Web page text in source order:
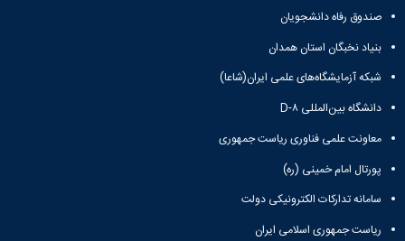
صندوق رفاه دانشجویان
بنیاد نخبگان استان همدان
شبکه آزمایشگاه‌های علمی ایران(شاعا)
دانشگاه بین‌المللی D-۸
معاونت علمی فناوری ریاست جمهوری
پورتال امام خمینی (ره)
سامانه تدارکات الکترونیکی دولت
ریاست جمهوری اسلامی ایران